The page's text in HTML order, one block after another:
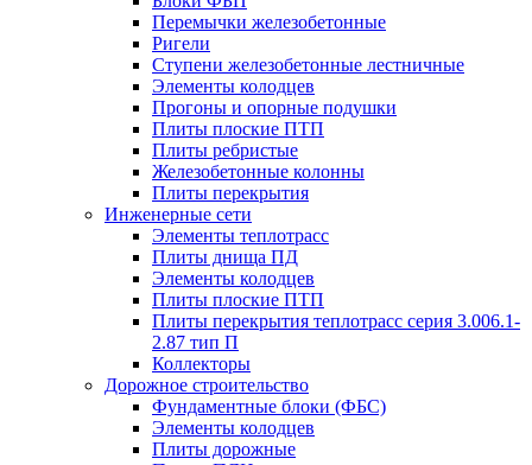
Перемычки железобетонные
Ригели
Ступени железобетонные лестничные
Элементы колодцев
Прогоны и опорные подушки
Плиты плоские ПТП
Плиты ребристые
Железобетонные колонны
Плиты перекрытия
Инженерные сети
Элементы теплотрасс
Плиты днища ПД
Элементы колодцев
Плиты плоские ПТП
Плиты перекрытия теплотрасс серия 3.006.1-
2.87 тип П
Коллекторы
Дорожное строительство
Фундаментные блоки (ФБС)
Элементы колодцев
Плиты дорожные